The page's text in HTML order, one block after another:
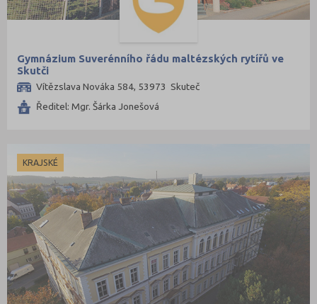
Gymnázium Suverénního řádu maltézských rytířů ve
Skutči
Vítězslava Nováka 584, 53973 Skuteč
Ředitel: Mgr. Šárka Jonešová
KRAJSKÉ